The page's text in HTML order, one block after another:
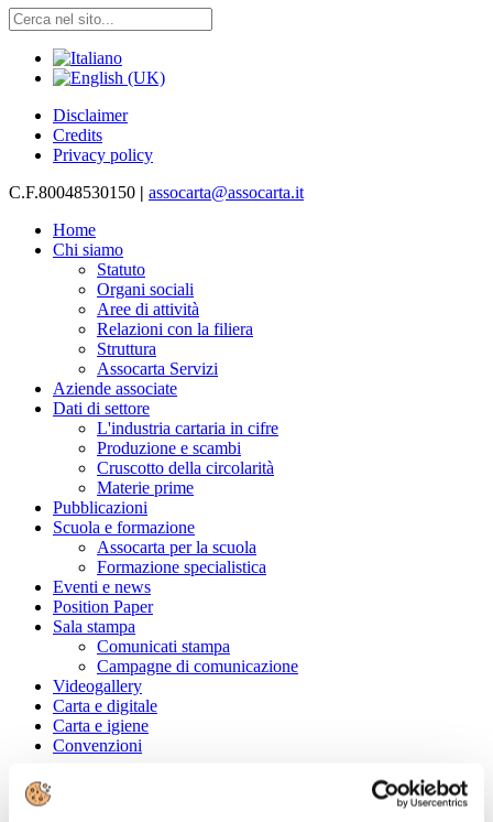
Disclaimer
Credits
Privacy policy
C.F.80048530150 | assocarta@assocarta.it
Home
Chi siamo
Statuto
Organi sociali
Aree di attività
Relazioni con la filiera
Struttura
Assocarta Servizi
Aziende associate
Dati di settore
L'industria cartaria in cifre
Produzione e scambi
Cruscotto della circolarità
Materie prime
Pubblicazioni
Scuola e formazione
Assocarta per la scuola
Formazione specialistica
Eventi e news
Position Paper
Sala stampa
Comunicati stampa
Campagne di comunicazione
Videogallery
Carta e digitale
Carta e igiene
Convenzioni
Cerca tra le aziende associate